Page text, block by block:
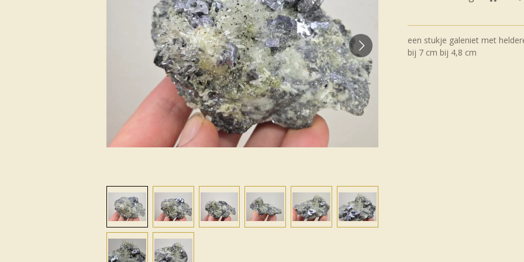
een stukje galeniet met
bij 7 cm bij 4,8 cm